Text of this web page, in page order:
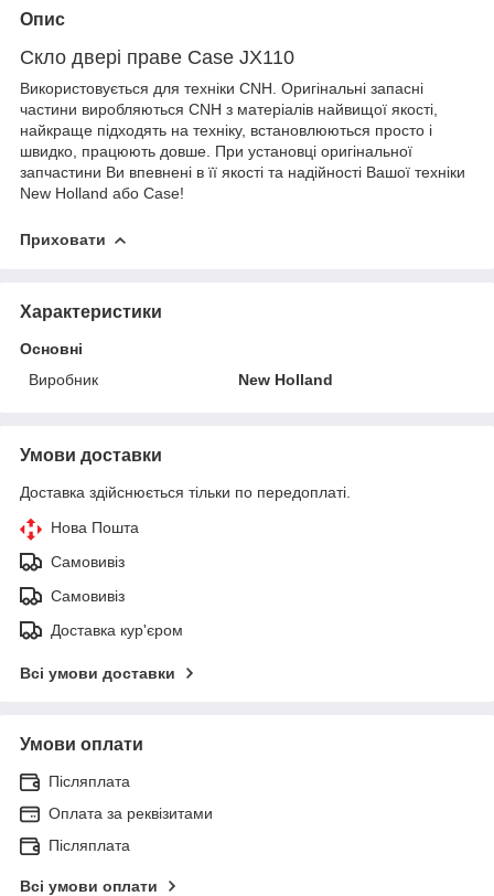
Опис
Скло двері праве Case JX110
Використовується для техніки CNH. Оригінальні запасні
частини виробляються CNH з матеріалів найвищої якості,
найкраще підходять на техніку, встановлюються просто і
швидко, працюють довше. При установці оригінальної
запчастини Ви впевнені в її якості та надійності Вашої техніки
New Holland або Case!
Приховати
Характеристики
Основні
Виробник
New Holland
Умови доставки
Доставка здійснюється тільки по передоплаті.
Нова Пошта
Самовивіз
Самовивіз
Доставка кур'єром
Всі умови доставки
Умови оплати
Післяплата
Оплата за реквізитами
Післяплата
Всі умови оплати